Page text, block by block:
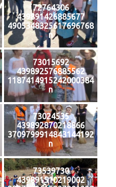
72764306
439891426885677
4905348325617696768
n
73015692
439892576885562
1187414915242000384
n
73024535
439892870218866
3709799914843144192
n
73539730
439891510219002